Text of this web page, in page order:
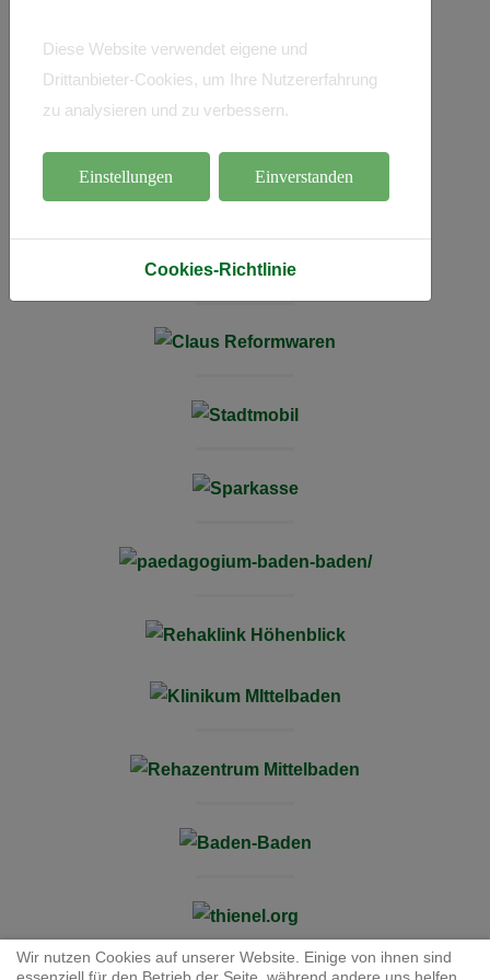
Diese Website verwendet eigene und
Drittanbieter-Cookies, um Ihre Nutzererfahrung
zu analysieren und zu verbessern.
Einstellungen Einverstanden
Cookies-Richtlinie
Wir nutzen Cookies auf unserer Website. Einige von ihnen sind